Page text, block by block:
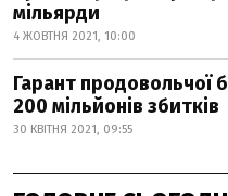
мільярди
4 ЖОВТНЯ 2021, 10:00
Гарант продовольчої
200 мільйонів збитків
30 КВІТНЯ 2021, 09:55